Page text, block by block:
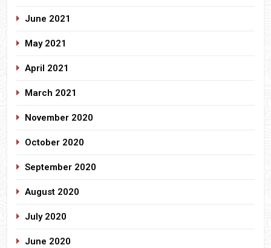
June 2021
May 2021
April 2021
March 2021
November 2020
October 2020
September 2020
August 2020
July 2020
June 2020